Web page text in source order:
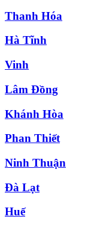
Thanh Hóa
Hà Tĩnh
Vinh
Lâm Đồng
Khánh Hòa
Phan Thiết
Ninh Thuận
Đà Lạt
Huế